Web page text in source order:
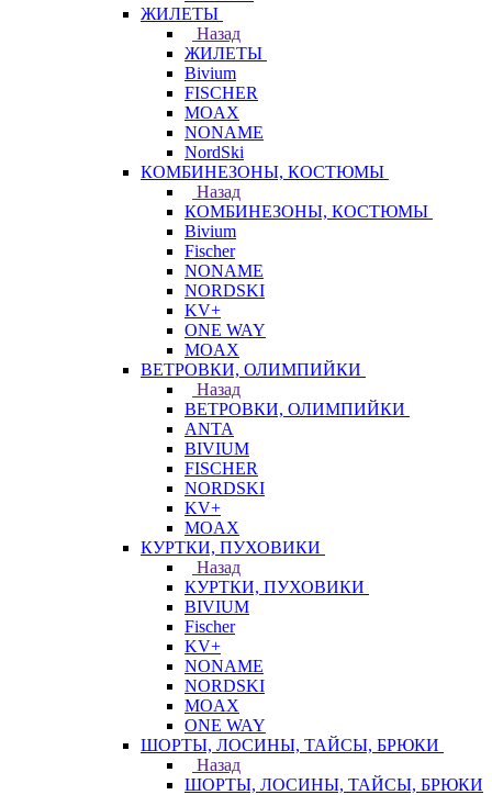
ЖИЛЕТЫ
Назад
ЖИЛЕТЫ
Bivium
FISCHER
MOAX
NONAME
NordSki
КОМБИНЕЗОНЫ, КОСТЮМЫ
Назад
КОМБИНЕЗОНЫ, КОСТЮМЫ
Bivium
Fischer
NONAME
NORDSKI
KV+
ONE WAY
MOAX
ВЕТРОВКИ, ОЛИМПИЙКИ
Назад
ВЕТРОВКИ, ОЛИМПИЙКИ
ANTA
BIVIUM
FISCHER
NORDSKI
KV+
MOAX
КУРТКИ, ПУХОВИКИ
Назад
КУРТКИ, ПУХОВИКИ
BIVIUM
Fischer
KV+
NONAME
NORDSKI
MOAX
ONE WAY
ШОРТЫ, ЛОСИНЫ, ТАЙСЫ, БРЮКИ
Назад
ШОРТЫ, ЛОСИНЫ, ТАЙСЫ, БРЮКИ